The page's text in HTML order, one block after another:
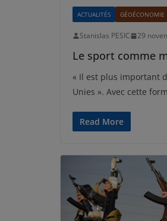
ACTUALITÉS GÉOÉCONOMIE
Stanislas PESIC 29
Le sport comme
« Il est plus important
Unies ». Avec cette
Read More